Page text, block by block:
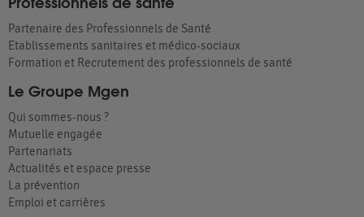
Partenaire des Professionnels de Santé
Etablissements sanitaires et médico-sociaux
Formation et Recrutement des professionnels de santé
Le Groupe Mgen
Qui sommes-nous ?
Mutuelle engagée
Partenariats
Actualités et espace presse
La prévention
Emploi et carrières